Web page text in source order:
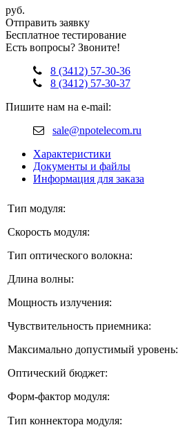
руб.
Отправить заявку
Бесплатное тестирование
Есть вопросы? Звоните!
8 (3412) 57-30-36
8 (3412) 57-30-37
Пишите нам на e-mail:
sale@npotelecom.ru
Характеристики
Документы и файлы
Информация для заказа
Тип модуля:
Скорость модуля:
Тип оптического волокна:
Длина волны:
Мощность излучения:
Чувствительность приемника:
Максимально допустимый уровень:
Оптический бюджет:
Форм-фактор модуля:
Тип коннектора модуля: